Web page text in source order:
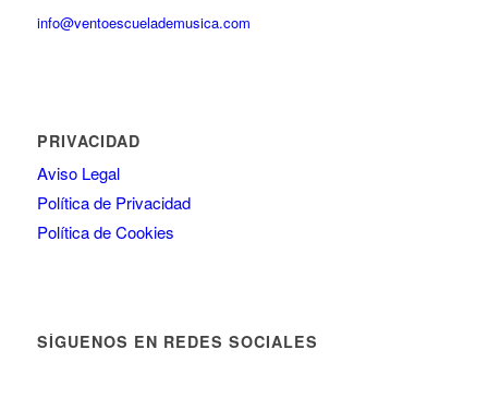
info@ventoescuelademusica.com
PRIVACIDAD
Aviso Legal
Política de Privacidad
Política de Cookies
SÍGUENOS EN REDES SOCIALES